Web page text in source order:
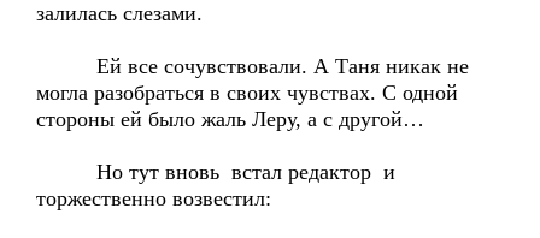
залилась слезами.
Ей все сочувствовали. А Таня никак не
могла разобраться в своих чувствах. С одной
стороны ей было жаль Леру, а с другой…
Но тут вновь встал редактор и
торжественно возвестил: